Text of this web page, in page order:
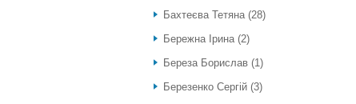
Бахтеєва Тетяна(28)
Бережна Ірина(2)
Береза Борислав (1)
Березенко Сергій (3)